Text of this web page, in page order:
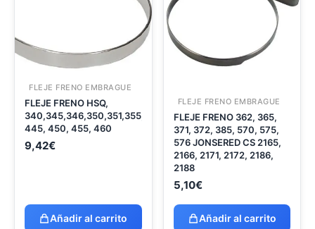
FLEJE FRENO EMBRAGUE
FLEJE FRENO HSQ,
340,345,346,350,351,355,357,359,
445, 450, 455, 460
9,42€
Añadir al carrito
FLEJE FRENO EMBRAGUE
FLEJE FRENO 362, 365,
371, 372, 385, 570, 575,
576 JONSERED CS 2165,
2166, 2171, 2172, 2186,
2188
5,10€
Añadir al carrito